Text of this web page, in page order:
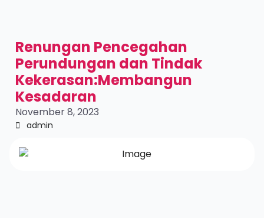
Renungan Pencegahan
Perundungan dan Tindak
Kekerasan:Membangun
Kesadaran
November 8, 2023
admin